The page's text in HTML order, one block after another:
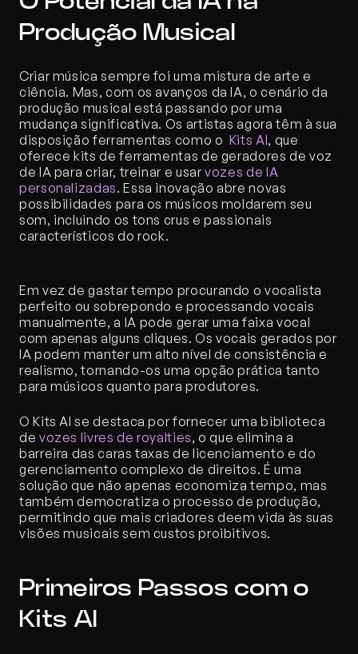
Produção Musical
Criar música sempre foi uma mistura de arte e
ciência. Mas, com os avanços da IA, o cenário da
produção musical está passando por uma
mudança significativa. Os artistas agora têm à sua
disposição ferramentas como o Kits AI, que
oferece kits de ferramentas de geradores de voz
de IA para criar, treinar e usar vozes de IA
personalizadas. Essa inovação abre novas
possibilidades para os músicos moldarem seu
som, incluindo os tons crus e passionais
característicos do rock.
Em vez de gastar tempo procurando o vocalista
perfeito ou sobrepondo e processando vocais
manualmente, a IA pode gerar uma faixa vocal
com apenas alguns cliques. Os vocais gerados por
IA podem manter um alto nível de consistência e
realismo, tornando-os uma opção prática tanto
para músicos quanto para produtores.
O Kits AI se destaca por fornecer uma biblioteca
de vozes livres de royalties, o que elimina a
barreira das caras taxas de licenciamento e do
gerenciamento complexo de direitos. É uma
solução que não apenas economiza tempo, mas
também democratiza o processo de produção,
permitindo que mais criadores deem vida às suas
visões musicais sem custos proibitivos.
Primeiros Passos com o
Kits AI